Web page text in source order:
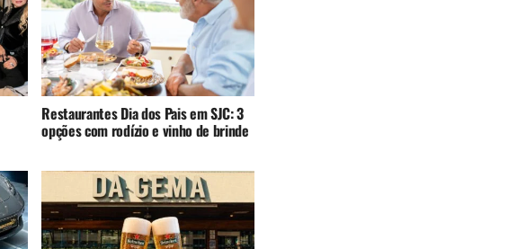
Restaurantes Dia dos Pais em SJC: 3
opções com rodízio e vinho de brinde